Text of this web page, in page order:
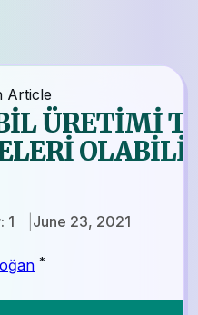
Article
ÜRETİMİ
1 June 23, 2021
*